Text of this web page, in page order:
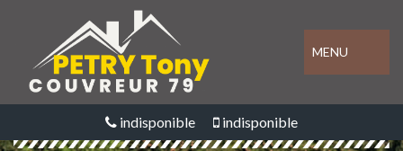
MENU
indisponible indisponible